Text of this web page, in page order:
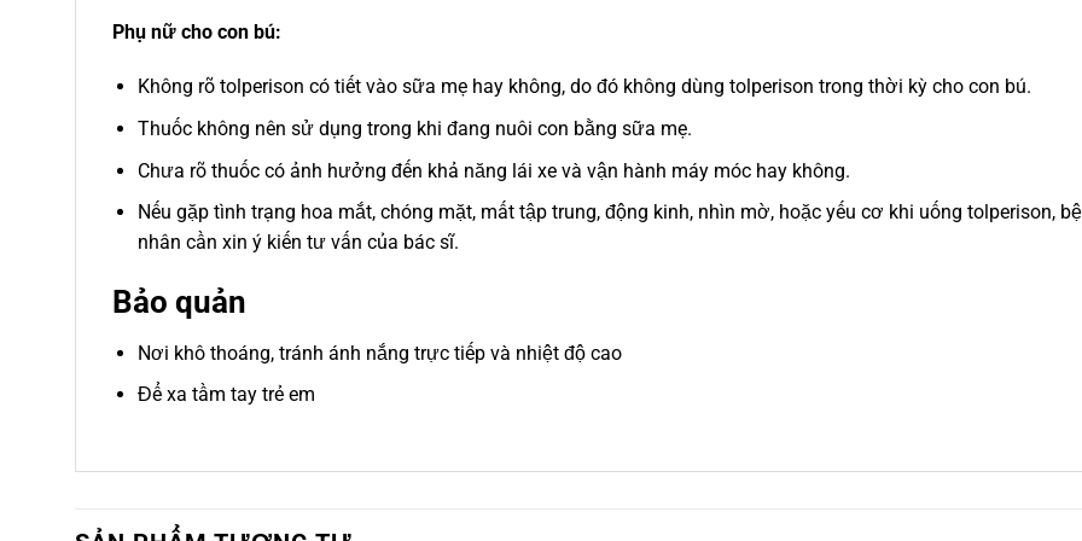
Phụ nữ cho con bú:
Không rõ tolperison có tiết vào sữa mẹ hay không, do đó không dùng tolperison trong thời kỳ cho con bú.
Thuốc không nên sử dụng trong khi đang nuôi con bằng sữa mẹ.
Chưa rõ thuốc có ảnh hưởng đến khả năng lái xe và vận hành máy móc hay không.
Nếu gặp tình trạng hoa mắt, chóng mặt, mất tập trung, động kinh, nhìn mờ, hoặc yếu cơ khi uống tolperison,
nhân cần xin ý kiến tư vấn của bác sĩ.
Bảo quản
Nơi khô thoáng, tránh ánh nắng trực tiếp và nhiệt độ cao
Để xa tầm tay trẻ em